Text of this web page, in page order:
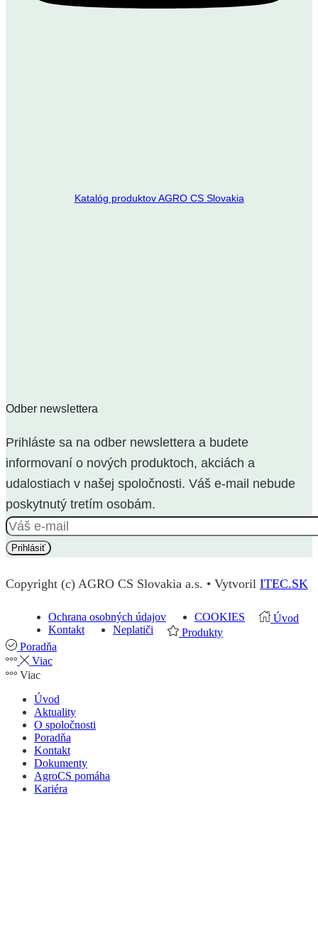
Katalóg produktov AGRO CS Slovakia
Odber newslettera
Prihláste sa na odber newslettera a budete
informovaní o nových produktoch, akciách a
udalostiach v našej spoločnosti. Váš e-mail nebude
poskytnutý tretím osobám.
Copyright (c) AGRO CS Slovakia a.s. • Vytvoril ITEC.SK
Ochrana osobných údajov
COOKIES
Kontakt
Neplatiči
Úvod
Produkty
Poradňa
Viac
Viac
Úvod
Aktuality
O spoločnosti
Poradňa
Kontakt
Dokumenty
AgroCS pomáha
Kariéra